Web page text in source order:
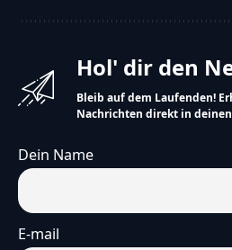
Hol' dir den
Bleib auf dem Laufenden!
Nachrichten direkt in
Dein Name
E-mail